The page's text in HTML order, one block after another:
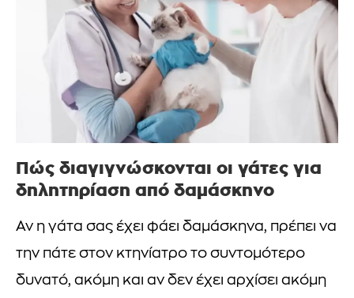
Πώς διαγιγνώσκονται οι γάτες για
δηλητηρίαση από δαμάσκηνο
Αν η γάτα σας έχει φάει δαμάσκηνα, πρέπει να
την πάτε στον κτηνίατρο το συντομότερο
δυνατό, ακόμη και αν δεν έχει αρχίσει ακόμη